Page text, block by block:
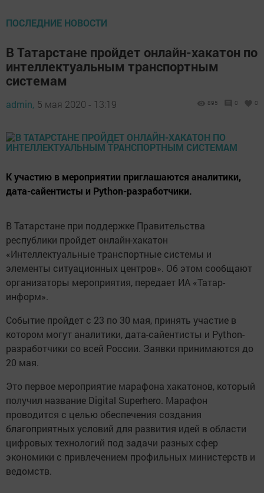
ПОСЛЕДНИЕ НОВОСТИ
В Татарстане пройдет онлайн-хакатон по
интеллектуальным транспортным
системам
admin, 5 мая 2020 - 13:19 895 0 0
К участию в мероприятии приглашаются аналитики,
дата-сайентисты и Python-разработчики.
В Татарстане при поддержке Правительства
республики пройдет онлайн-хакатон
«Интеллектуальные транспортные системы и
элементы ситуационных центров». Об этом сообщают
организаторы мероприятия, передает ИА «Татар-
информ».
Событие пройдет с 23 по 30 мая, принять участие в
котором могут аналитики, дата-сайентисты и Python-
разработчики со всей России. Заявки принимаются до
20 мая.
Это первое мероприятие марафона хакатонов, который
получил название Digital Superhero. Марафон
проводится с целью обеспечения создания
благоприятных условий для развития идей в области
цифровых технологий под задачи разных сфер
экономики с привлечением профильных министерств и
ведомств.